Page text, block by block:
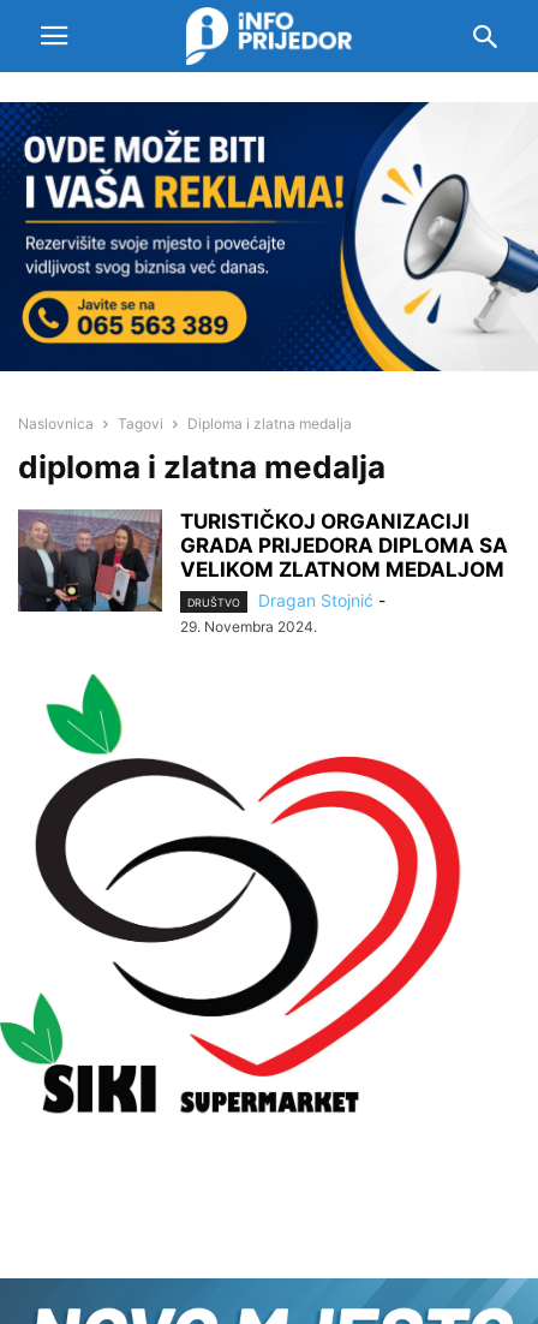
Naslovnica Tagovi Diploma i zlatna medalja
diploma i zlatna medalja
TURISTIČKOJ ORGANIZACIJI
GRADA PRIJEDORA DIPLOMA SA
VELIKOM ZLATNOM MEDALJOM
DRUŠTVO Dragan Stojnić -
29. Novembra 2024.